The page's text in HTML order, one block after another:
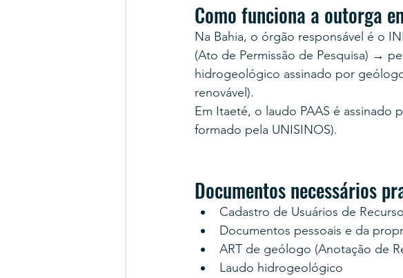
Como funciona a outorga
Na Bahia, o órgão responsável é o
(Ato de Permissão de Pesquisa) →
hidrogeológico assinado por
renovável).
Em Itaeté, o laudo PAAS é assinado
formado pela UNISINOS).
Documentos necessários
Cadastro de Usuários de
Documentos pessoais e da
ART de geólogo (Anotação de
Laudo hidrogeológico